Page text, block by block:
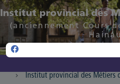
Institut provincial des
(anciennement Cours
Institut provincial des Métiers